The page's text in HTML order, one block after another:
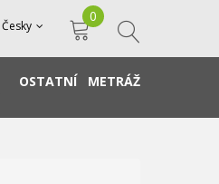
Česky
0
OSTATNÍ METRÁŽ